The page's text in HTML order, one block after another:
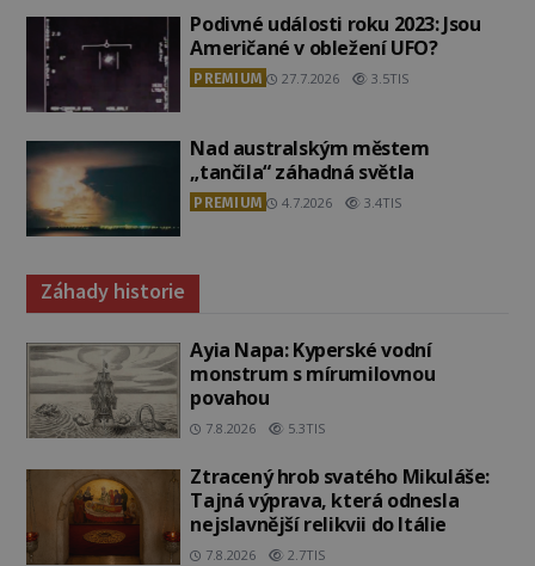
Podivné události roku 2023: Jsou
Američané v obležení UFO?
PREMIUM 27.7.2026 3.5TIS
Nad australským městem
„tančila“ záhadná světla
PREMIUM 4.7.2026 3.4TIS
Záhady historie
Ayia Napa: Kyperské vodní
monstrum s mírumilovnou
povahou
7.8.2026 5.3TIS
Ztracený hrob svatého Mikuláše:
Tajná výprava, která odnesla
nejslavnější relikvii do Itálie
7.8.2026 2.7TIS